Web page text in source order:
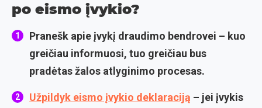
po eismo įvykio?
Pranešk apie įvykį draudimo bendrovei – kuo
greičiau informuosi, tuo greičiau bus
pradėtas žalos atlyginimo procesas.
Užpildyk eismo įvykio deklaraciją – jei įvykis